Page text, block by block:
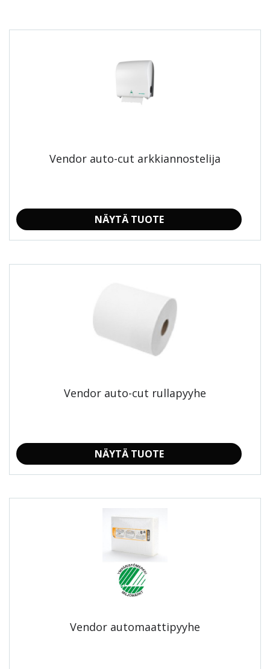
Vendor auto-cut arkkiannostelija
on
useampi
muunnelma.
Voit
NÄYTÄ TUOTE
Vendor auto-cut rullapyyhe
NÄYTÄ TUOTE
Vendor automaattipyyhe
tuotteella
on
useampi
muunnelma.
Voit
tehdä
valinnat
tuotteen